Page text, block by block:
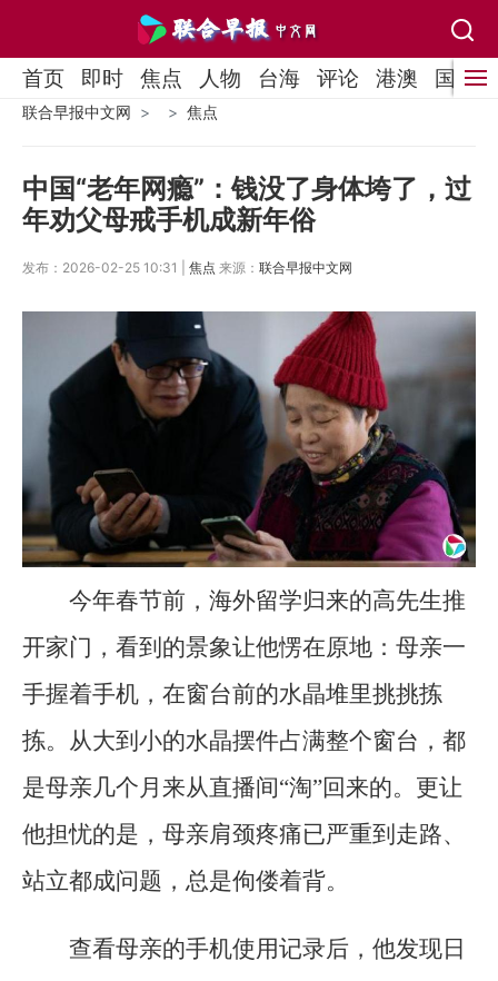
首页 即时 焦点 人物 台海 评论 港澳 国际
联合早报中文网 焦点
中国“老年网瘾”：钱没了身体垮了，过
年劝父母戒手机成新年俗
发布：2026-02-25 10:31 | 焦点 来源： 联合早报中文网
今年春节前，海外留学归来的高先生推
开家门，看到的景象让他愣在原地：母亲一
手握着手机，在窗台前的水晶堆里挑挑拣
拣。从大到小的水晶摆件占满整个窗台，都
是母亲几个月来从直播间“淘”回来的。更让
他担忧的是，母亲肩颈疼痛已严重到走路、
站立都成问题，总是佝偻着背。
查看母亲的手机使用记录后，他发现日